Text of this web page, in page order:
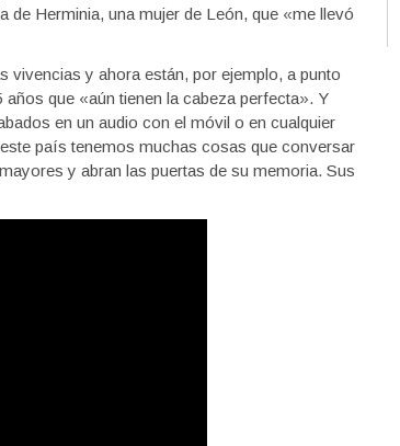
de Herminia, una mujer de León, que «me llevó
vivencias y ahora están, por ejemplo, a punto
que «aún tienen la cabeza perfecta». Y
en un audio con el móvil o en cualquier
país tenemos muchas cosas que conversar
y abran las puertas de su memoria. Sus